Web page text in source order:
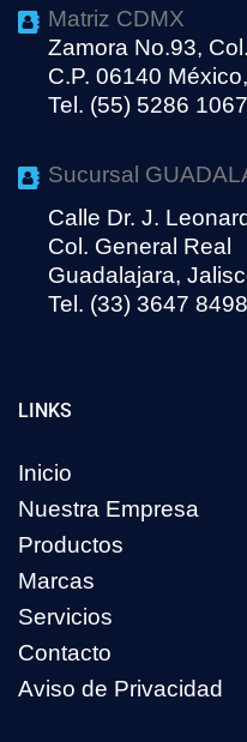
Matriz CDMX
Zamora No.93,
C.P. 06140
Tel. (55) 5286 1067
Sucursal
Calle Dr. J.
Col. General Real
Guadalajara,
Tel. (33) 3647 8498
LINKS
Inicio
Nuestra Empresa
Productos
Marcas
Servicios
Contacto
Aviso de Privacidad